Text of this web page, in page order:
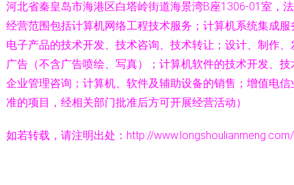
河北省秦皇岛市海港区白塔岭街道海景湾B座1306-01室，法
经营范围包括计算机网络工程技术服务；计算机系统集成服
电子产品的技术开发、技术咨询、技术转让；设计、制作
广告（不含广告喷绘、写真）；计算机软件的技术开发、技
企业管理咨询；计算机、软件及辅助设备的销售；增值电
准的项目，经相关部门批准后方可开展经营活动）
如若转载，请注明出处：http://